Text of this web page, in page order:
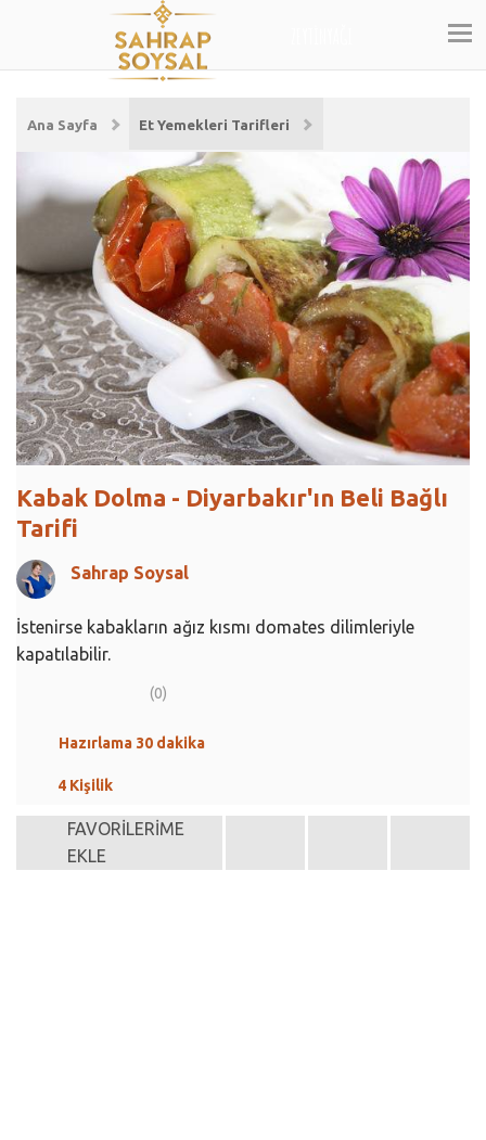
Ana Sayfa Et Yemekleri Tarifleri
Kabak Dolma - Diyarbakır'ın Beli Bağlı
Tarifi
Sahrap Soysal
İstenirse kabakların ağız kısmı domates dilimleriyle
kapatılabilir.
(0)
Hazırlama 30 dakika
4 Kişilik
FAVORİLERİME
EKLE